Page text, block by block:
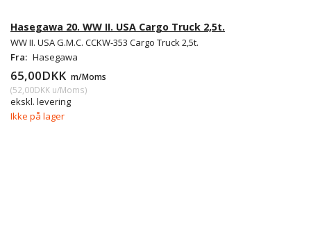
Hasegawa 20. WW II. USA Cargo Truck 2,5t.
WW II. USA G.M.C. CCKW-353 Cargo Truck 2,5t.
Fra: Hasegawa
65,00DKK m/Moms
(52,00DKK u/Moms)
ekskl. levering
Ikke på lager